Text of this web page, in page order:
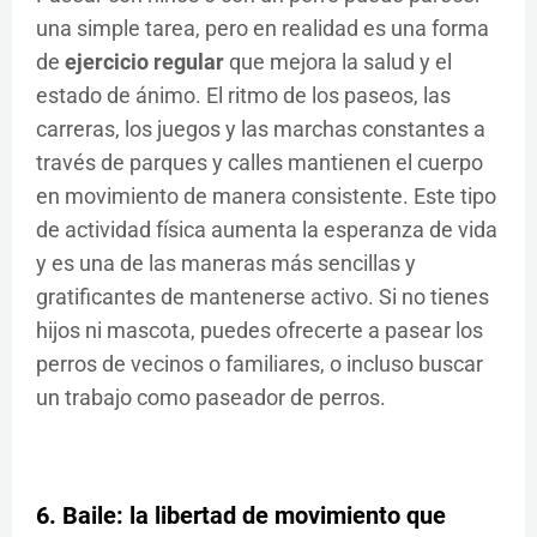
una simple tarea, pero en realidad es una forma
de ejercicio regularque mejora la salud y el
estado de ánimo. El ritmo de los paseos, las
carreras, los juegos y las marchas constantes a
través de parques y calles mantienen el cuerpo
en movimiento de manera consistente. Este tipo
de actividad física aumenta la esperanza de vida
y es una de las maneras más sencillas y
gratificantes de mantenerse activo. Si no tienes
hijos ni mascota, puedes ofrecerte a pasear los
perros de vecinos o familiares, o incluso buscar
un trabajo como paseador de perros.
6. Baile: la libertad de movimiento que